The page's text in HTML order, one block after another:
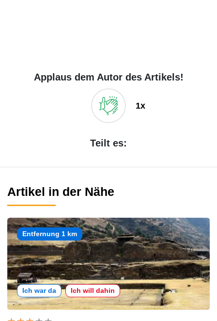
Applaus dem Autor des Artikels!
1x
Teilt es:
Artikel in der Nähe
Entfernung 1 km
Ich war da Ich will dahin